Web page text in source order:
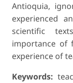
Antioquia,
experienced
scientific
importance of
experience of
Keywords: